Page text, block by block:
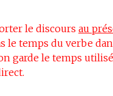
le discours au
le temps du verbe
garde le temps